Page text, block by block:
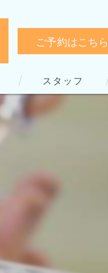
ご予約はこちら
スタッフ